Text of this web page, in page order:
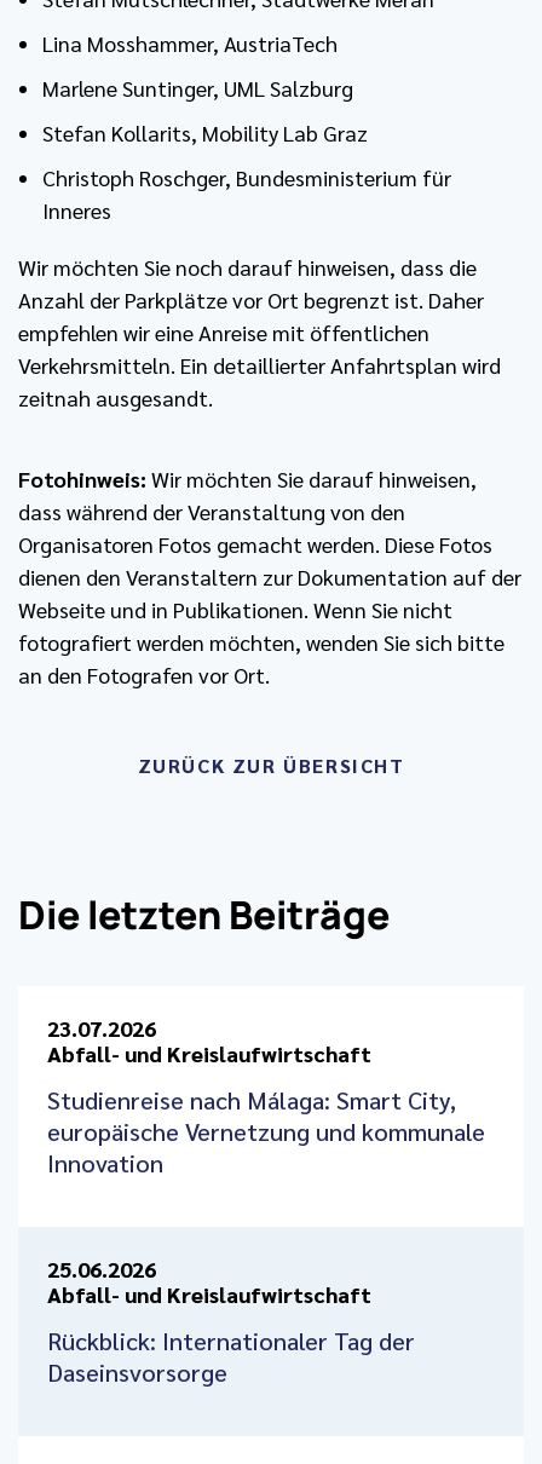
Lina Mosshammer, AustriaTech
Marlene Suntinger, UML Salzburg
Stefan Kollarits, Mobility Lab Graz
Christoph Roschger, Bundesministerium für
Inneres
Wir möchten Sie noch darauf hinweisen, dass die
Anzahl der Parkplätze vor Ort begrenzt ist. Daher
empfehlen wir eine Anreise mit öffentlichen
Verkehrsmitteln. Ein detaillierter Anfahrtsplan wird
zeitnah ausgesandt.
Fotohinweis: Wir möchten Sie darauf hinweisen,
dass während der Veranstaltung von den
Organisatoren Fotos gemacht werden. Diese Fotos
dienen den Veranstaltern zur Dokumentation auf der
Webseite und in Publikationen. Wenn Sie nicht
fotografiert werden möchten, wenden Sie sich bitte
an den Fotografen vor Ort.
ZURÜCK ZUR ÜBERSICHT
Die letzten Beiträge
23.07.2026
Abfall- und Kreislaufwirtschaft
Studienreise nach Málaga: Smart City,
europäische Vernetzung und kommunale
Innovation
25.06.2026
Abfall- und Kreislaufwirtschaft
Rückblick: Internationaler Tag der
Daseinsvorsorge